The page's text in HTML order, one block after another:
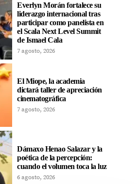
Everlyn Morán fortalece su
liderazgo internacional tras
participar como panelista en
el Scala Next Level Summit
de Ismael Cala
7 agosto, 2026
El Miope, la academia
dictará taller de apreciación
cinematográfica
7 agosto, 2026
Dámaxo Henao Salazar y la
poética de la percepción:
cuando el volumen toca la luz
6 agosto, 2026